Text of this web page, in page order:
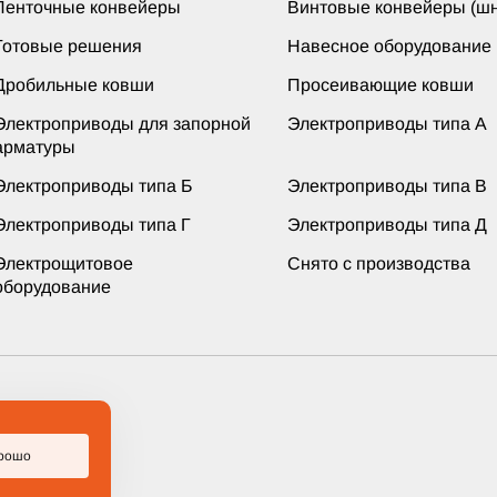
конвейеры Винтовые конвейеры
решения Навесное оборудование
ковши Просеивающие ковши
для запорной
Электроприводы типа А
типа Б Электроприводы типа В
типа Г Электроприводы типа Д
Снято с производства